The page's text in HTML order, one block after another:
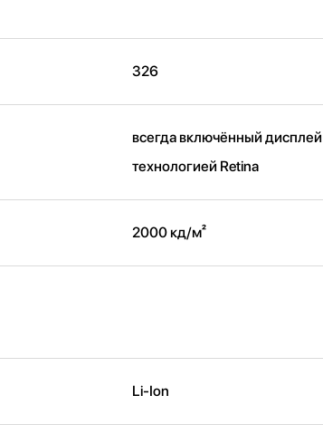
326
всегда включённый дисплей
технологией Retina
2000 кд/ м²
Li-Ion